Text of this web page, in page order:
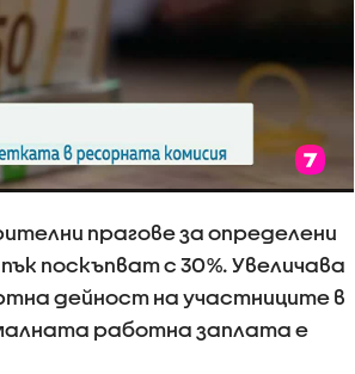
прагове за определени
поскъпват с 30%. Увеличава
дейност на участниците в
работна заплата е